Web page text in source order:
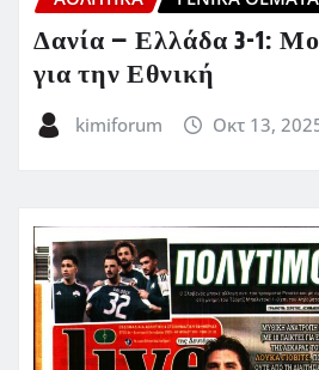
Δανία – Ελλάδα 3-1:
για την Εθνική
kimiforum Οκτ 13,